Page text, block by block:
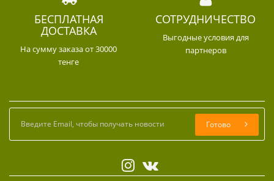
БЕСПЛАТНАЯ
ДОСТАВКА
На сумму заказа от 30000
тенге
СОТРУДНИЧЕСТВО
Выгодные условия для
партнеров
Готово